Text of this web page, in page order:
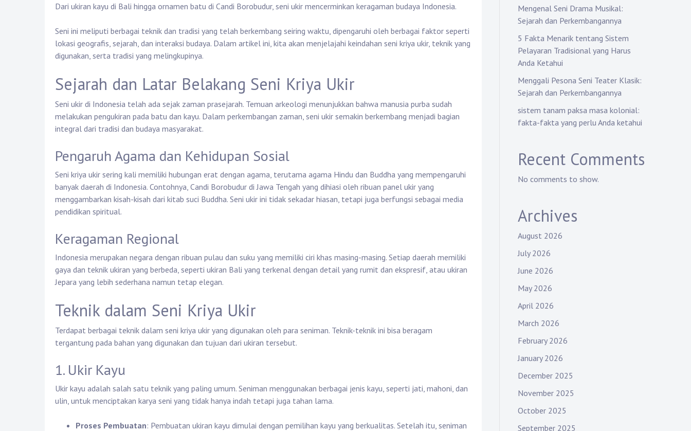
Dari ukiran kayu di Bali hingga ornamen batu di Candi Borobudur, seni ukir mencerminkan keragaman budaya Indonesia.
Seni ini meliputi berbagai teknik dan tradisi yang telah berkembang seiring waktu, dipengaruhi oleh berbagai faktor seperti
lokasi geografis, sejarah, dan interaksi budaya. Dalam artikel ini, kita akan menjelajahi keindahan seni kriya ukir, teknik yang
digunakan, serta tradisi yang melingkupinya.
Sejarah dan Latar Belakang Seni Kriya Ukir
Seni ukir di Indonesia telah ada sejak zaman prasejarah. Temuan arkeologi menunjukkan bahwa manusia purba sudah
melakukan pengukiran pada batu dan kayu. Dalam perkembangan zaman, seni ukir semakin berkembang menjadi bagian
integral dari tradisi dan budaya masyarakat.
Pengaruh Agama dan Kehidupan Sosial
Seni kriya ukir sering kali memiliki hubungan erat dengan agama, terutama agama Hindu dan Buddha yang mempengaruhi
banyak daerah di Indonesia. Contohnya, Candi Borobudur di Jawa Tengah yang dihiasi oleh ribuan panel ukir yang
menggambarkan kisah-kisah dari kitab suci Buddha. Seni ukir ini tidak sekadar hiasan, tetapi juga berfungsi sebagai media
pendidikan spiritual.
Keragaman Regional
Indonesia merupakan negara dengan ribuan pulau dan suku yang memiliki ciri khas masing-masing. Setiap daerah memiliki
gaya dan teknik ukiran yang berbeda, seperti ukiran Bali yang terkenal dengan detail yang rumit dan ekspresif, atau ukiran
Jepara yang lebih sederhana namun tetap elegan.
Teknik dalam Seni Kriya Ukir
Terdapat berbagai teknik dalam seni kriya ukir yang digunakan oleh para seniman. Teknik-teknik ini bisa beragam
tergantung pada bahan yang digunakan dan tujuan dari ukiran tersebut.
1. Ukir Kayu
Ukir kayu adalah salah satu teknik yang paling umum. Seniman menggunakan berbagai jenis kayu, seperti jati, mahoni, dan
ulin, untuk menciptakan karya seni yang tidak hanya indah tetapi juga tahan lama.
Proses Pembuatan: Pembuatan ukiran kayu dimulai dengan pemilihan kayu yang berkualitas. Setelah itu, seniman
Mengenal Seni Drama Musikal:
Sejarah dan Perkembangannya
5 Fakta Menarik tentang Sistem
Pelayaran Tradisional yang Harus
Anda Ketahui
Menggali Pesona Seni Teater Klasik:
Sejarah dan Perkembangannya
sistem tanam paksa masa kolonial:
fakta-fakta yang perlu Anda ketahui
Recent Comments
No comments to show.
Archives
August 2026
July 2026
June 2026
May 2026
April 2026
March 2026
February 2026
January 2026
December 2025
November 2025
October 2025
September 2025